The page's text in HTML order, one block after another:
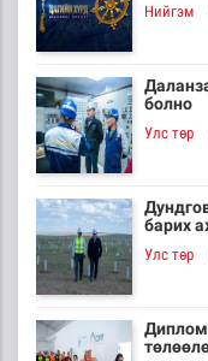
Нийгэм
болно
Улс төр
барих
Улс төр